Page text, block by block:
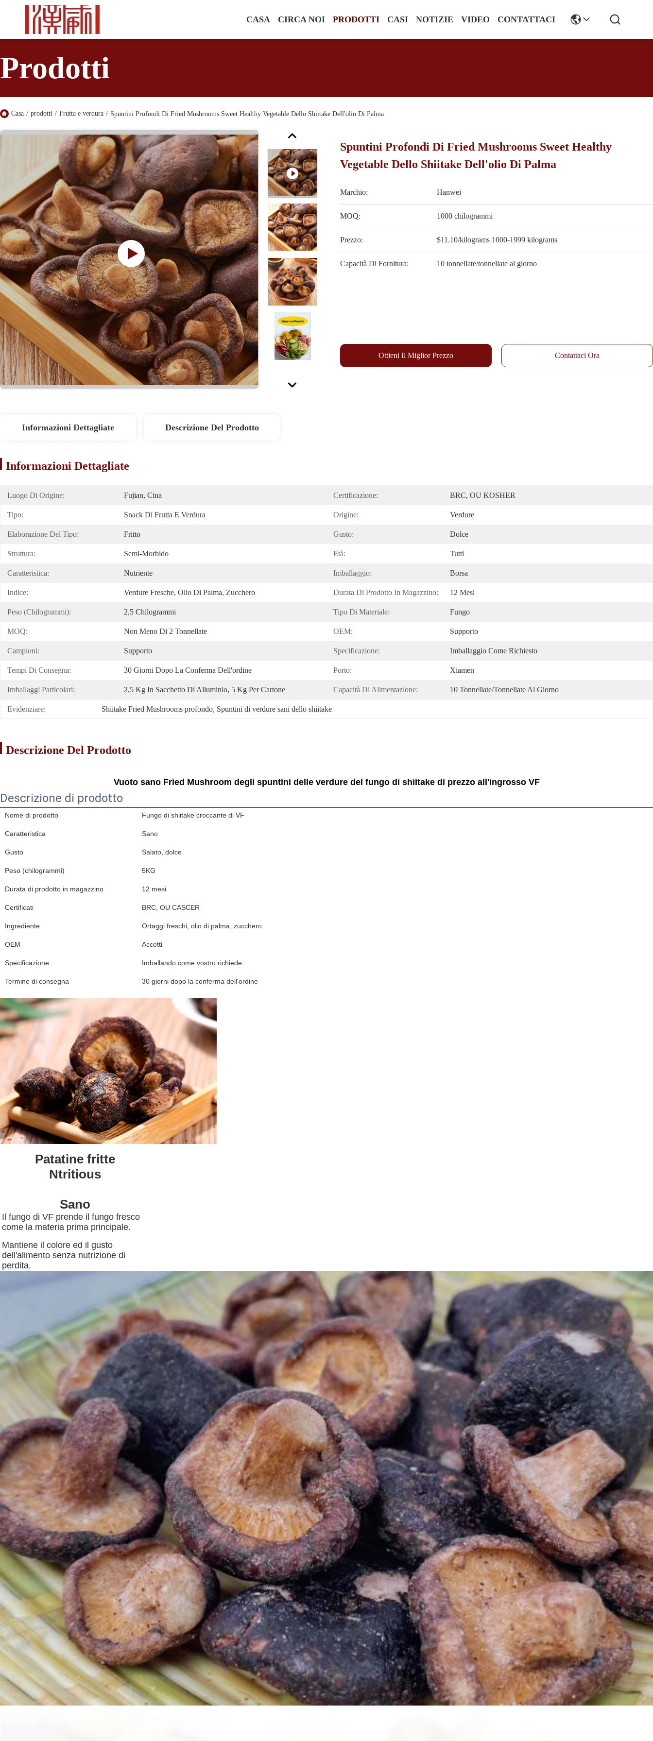
CASA CIRCA NOI PRODOTTI CASI NOTIZIE VIDEO CONTATTACI
Prodotti
Casa / prodotti / Frutta e verdura / Spuntini Profondi Di Fried Mushrooms Sweet Healthy Vegetable Dello Shiitake Dell'olio Di Palma
Spuntini Profondi Di Fried Mushrooms Sweet Healthy
Vegetable Dello Shiitake Dell'olio Di Palma
Marchio: Hanwei
MOQ: 1000 chilogrammi
Prezzo: $11.10/kilograms 1000-1999 kilograms
Capacità Di Fornitura: 10 tonnellate/tonnellate al giorno
Ottieni Il Miglior Prezzo Contattaci Ora
Informazioni Dettagliate Descrizione Del Prodotto
Informazioni Dettagliate
Luogo Di Origine: Fujian, Cina Certificazione: BRC, OU KOSHER
Tipo: Snack Di Frutta E Verdura Origine: Verdure
Elaborazione Del Tipo: Fritto Gusto: Dolce
Struttura: Semi-Morbido Età: Tutti
Caratteristica: Nutriente Imballaggio: Borsa
Indice: Verdure Fresche, Olio Di Palma, Zucchero Durata Di Prodotto In Magazzino: 12 Mesi
Peso (chilogrammi): 2,5 Chilogrammi Tipo Di Materiale: Fungo
MOQ: Non Meno Di 2 Tonnellate OEM: Supporto
Campioni: Supporto Specificazione: Imballaggio Come Richiesto
Tempi Di Consegna: 30 Giorni Dopo La Conferma Dell'ordine Porto: Xiamen
Imballaggi Particolari: 2,5 Kg In Sacchetto Di Alluminio, 5 Kg Per Cartone Capacità Di Alimentazione: 10 Tonnellate/tonnellate Al Giorno
Evidenziare: Shiitake Fried Mushrooms profondo, Spuntini di verdure sani dello shiitake
Descrizione Del Prodotto
Vuoto sano Fried Mushroom degli spuntini delle verdure del fungo di shiitake di prezzo all'ingrosso VF
Descrizione di prodotto
Nome di prodotto Fungo di shiitake croccante di VF
Caratteristica Sano
Gusto Salato, dolce
Peso (chilogrammi) 5KG
Durata di prodotto in magazzino 12 mesi
Certificati BRC, OU CASCER
Ingrediente Ortaggi freschi, olio di palma, zucchero
OEM Accetti
Specificazione Imballando come vostro richiede
Termine di consegna 30 giorni dopo la conferma dell'ordine
Patatine fritte
Ntritious
Sano
Il fungo di VF prende il fungo fresco
come la materia prima principale.
Mantiene il colore ed il gusto
dell'alimento senza nutrizione di
perdita.